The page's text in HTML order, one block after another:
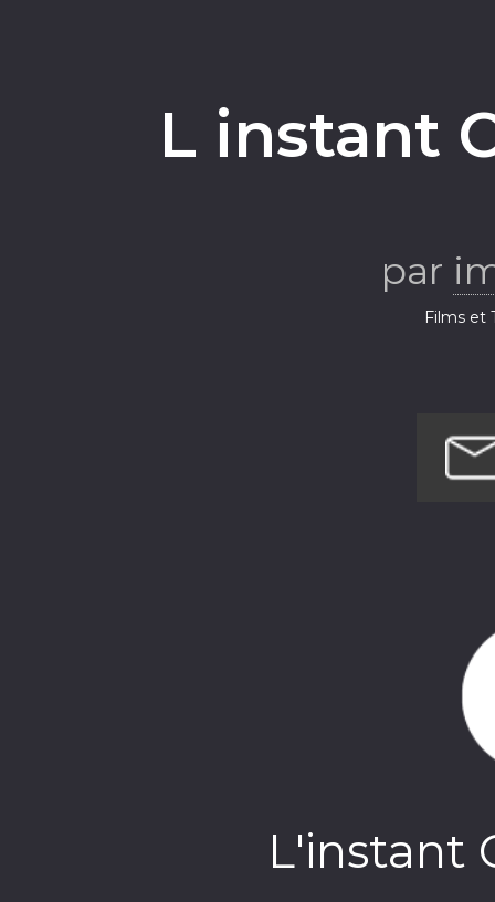
L instant
par
Films et
L'instant